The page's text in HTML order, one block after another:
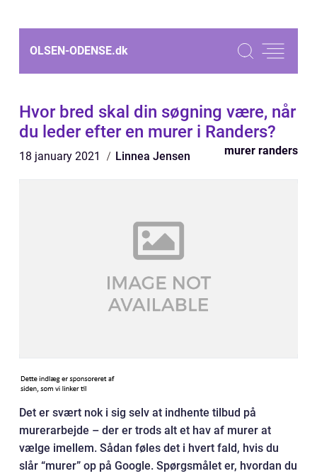
OLSEN-ODENSE.dk
Hvor bred skal din søgning være, når
du leder efter en murer i Randers?
18 january 2021 Linnea Jensen murer randers
Det er svært nok i sig selv at indhente tilbud på
murerarbejde – der er trods alt et hav af murer at
vælge imellem. Sådan føles det i hvert fald, hvis du
slår “murer” op på Google. Spørgsmålet er, hvordan du